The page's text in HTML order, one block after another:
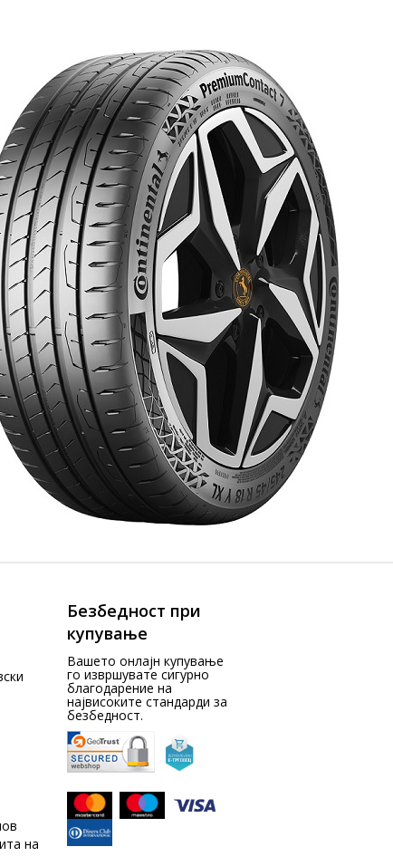
на
Безбедност при
купување
Вашето онлајн купување
го извршувате сигурно
благодарение на
највисоките стандарди за
безбедност.